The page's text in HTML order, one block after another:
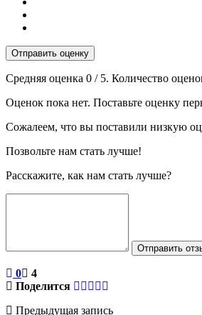
Отправить оценку
Средняя оценка 0 / 5. Количество
Оценок пока нет. Поставьте оценку
Сожалеем, что вы поставили низкую
Позвольте нам стать лучше!
Расскажите, как нам стать лучше?
Отправить
0
4
Поделится
Предыдущая запись